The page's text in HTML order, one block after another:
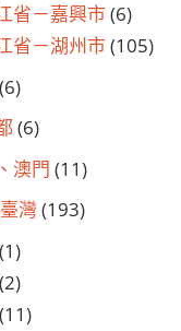
省－嘉興市(6)
省－湖州市(105)
(6)
澳門 (11)
灣 (193)
(1)
(2)
(11)